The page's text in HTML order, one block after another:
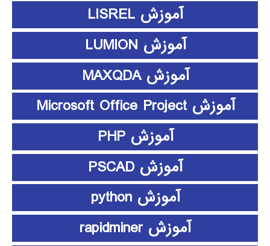
آموزش LISREL
آموزش LUMION
آموزش MAXQDA
آموزش Microsoft Office Project
آموزش PHP
آموزش PSCAD
آموزش python
آموزش rapidminer